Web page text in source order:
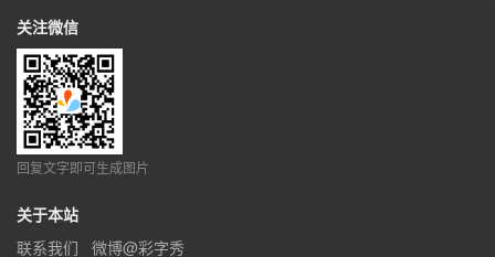
关注微信
回复文字即可生成图片
关于本站
联系我们
微博@彩字秀